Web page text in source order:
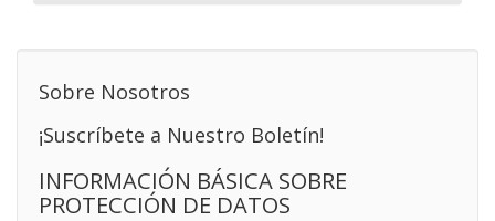
Sobre Nosotros
¡Suscríbete a Nuestro Boletín!
INFORMACIÓN BÁSICA SOBRE
PROTECCIÓN DE DATOS